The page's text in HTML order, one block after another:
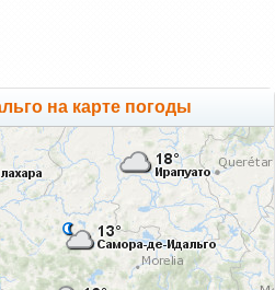
на карте погоды